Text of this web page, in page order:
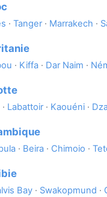
· Tanger· Marrakech ·
· Kiffa · Dar Naim ·
· Labattoir· Kaouéni ·
· Beira · Chimoio ·
Bay · Swakopmund ·